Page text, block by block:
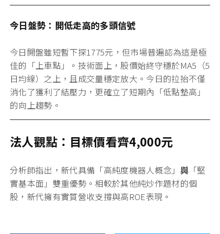
AI機器人布局：新代與義美、盟立合資成立「鞍新
盟」，專攻協作型機器人，新代提供核心的「電控
模組」與「智慧關節」，在AI機器人供應鏈中扮演
不可或缺的技術節點。
近期股價「驚人漲幅」的三大關鍵原因
營收獲利雙創歷史新高：
35.12元，2026年1月營收更較去年同期翻倍增長
（年增102.9%）。這種「高速增長且高獲利」的表
現，在電機機械類股中絕無僅有。
AI機器人題材落地： 隨著AI技術成熟，傳統工廠轉
向「AI機器人單元」的需求暴增。新代具備自主軟
硬體開發能力，能快速將AI視覺與動態控制整合進
市佔率與客戶黏著度：新代在兩岸工具機市場市佔